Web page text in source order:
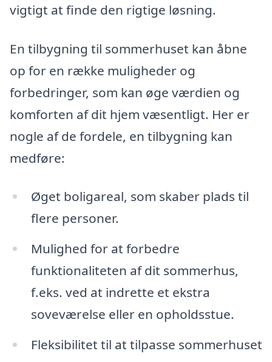
vigtigt at finde den rigtige løsning.
En tilbygning til sommerhuset kan åbne
op for en række muligheder og
forbedringer, som kan øge værdien og
komforten af dit hjem væsentligt. Her er
nogle af de fordele, en tilbygning kan
medføre:
Øget boligareal, som skaber plads til
flere personer.
Mulighed for at forbedre
funktionaliteten af dit sommerhus,
f.eks. ved at indrette et ekstra
soveværelse eller en opholdsstue.
Fleksibilitet til at tilpasse sommerhuset